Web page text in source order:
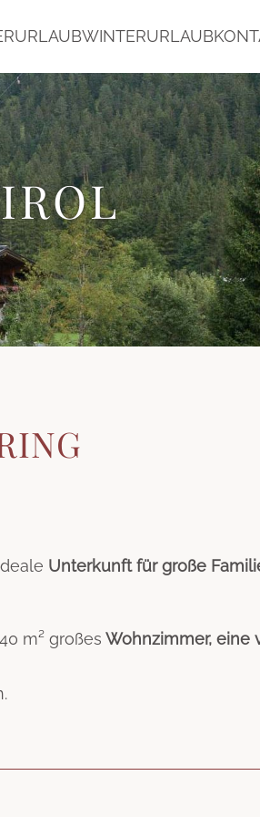
WINTERURLAUB
Unterkunft für große
m² großes Wohnzimmer, eine